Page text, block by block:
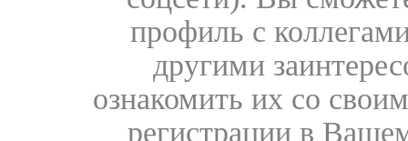
профиль с
другими
ознакомить их со
регистрации в